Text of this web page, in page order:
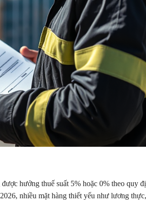
hưởng thuế suất 5% hoặc 0% theo quy
nhiều mặt hàng thiết yếu như lương